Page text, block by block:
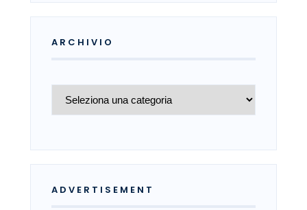
ARCHIVIO
Archivio
ADVERTISEMENT